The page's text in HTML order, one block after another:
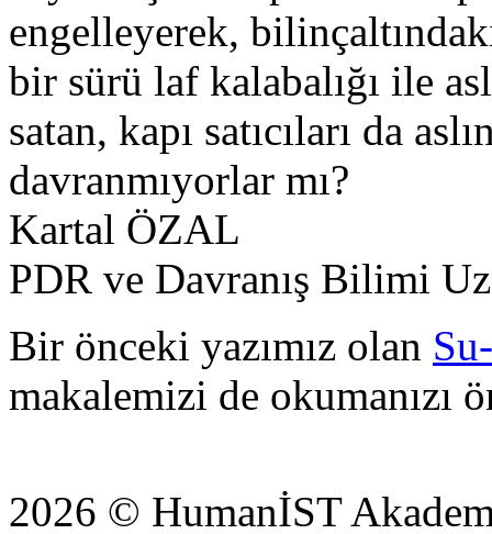
engelleyerek,
bir sürü laf kalabalığı ile
satan, kapı satıcıları da
davranmıyorlar mı?
Kartal ÖZAL
PDR ve Davranış Bilimi
Bir önceki yazımız olan
makalemizi de okumanızı
2026 © HumanİST